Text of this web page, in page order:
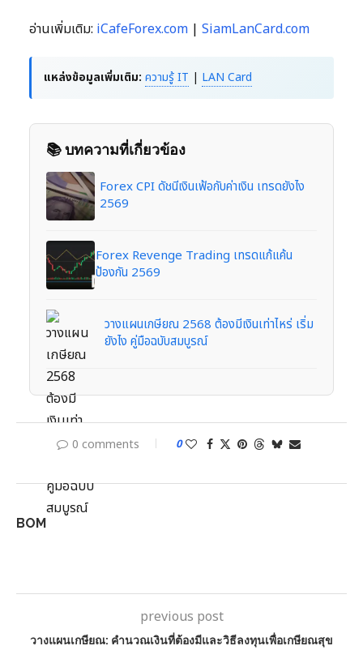
อ่านเพิ่มเติม: iCafeForex.com | SiamLanCard.com
แหล่งข้อมูลเพิ่มเติม: ความรู้ IT | LAN Card
📚 บทความที่เกี่ยวข้อง
Forex CPI ดัชนีเงินเฟ้อกับค่าเงิน เทรดยังไง
2569
Forex Revenge Trading เทรดแก้แค้น
ป้องกัน 2569
วางแผนเกษียณ 2568 ต้องมีเงินเท่าไหร่ เริ่ม
ยังไง คู่มือฉบับสมบูรณ์
0 comments 0
BOM
previous post
วางแผนเกษียณ: คำนวณเงินที่ต้องมีและวิธีลงทุนเพื่อเกษียณสุข